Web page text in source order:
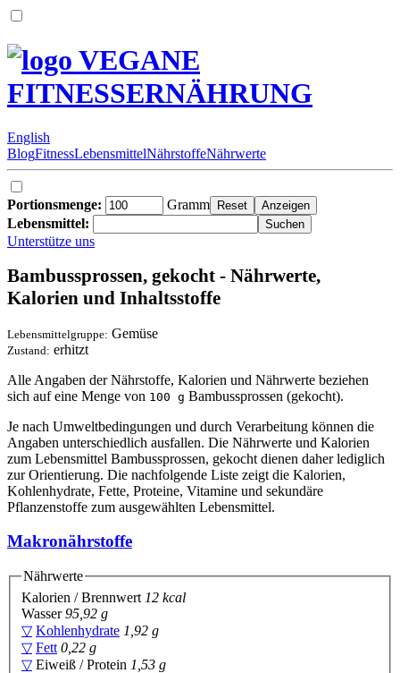
VEGANE
FITNESSERNÄHRUNG
English
BlogFitnessLebensmittelNährstoffeNährwerte
Portionsmenge:
Gramm
Lebensmittel:
Unterstütze uns
Bambussprossen, gekocht - Nährwerte,
Kalorien und Inhaltsstoffe
Lebensmittelgruppe: Gemüse
Zustand: erhitzt
Alle Angaben der Nährstoffe, Kalorien und Nährwerte beziehen
sich auf eine Menge von 100 g Bambussprossen (gekocht).
Je nach Umweltbedingungen und durch Verarbeitung können die
Angaben unterschiedlich ausfallen. Die Nährwerte und Kalorien
zum Lebensmittel Bambussprossen, gekocht dienen daher lediglich
zur Orientierung. Die nachfolgende Liste zeigt die Kalorien,
Kohlenhydrate, Fette, Proteine, Vitamine und sekundäre
Pflanzenstoffe zum ausgewählten Lebensmittel.
Makronährstoffe
Nährwerte
Kalorien / Brennwert 12 kcal
Wasser95,92 g
▽ Kohlenhydrate 1,92 g
▽ Fett 0,22 g
▽ Eiweiß / Protein 1,53 g